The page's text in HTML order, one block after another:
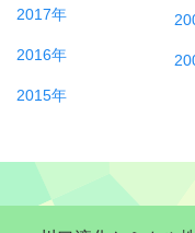
2017年
2016年
2015年